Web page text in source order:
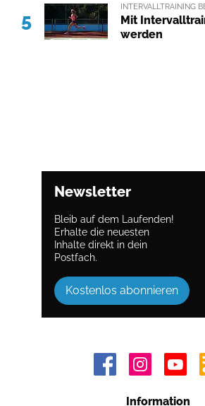
5
INTERVALLTRAINING
Mit
werden
Newsletter
Bleib auf dem Laufenden!
Erhalte die neuesten
Inhalte direkt in dein
Postfach.
Kostenlos abonnieren
Information